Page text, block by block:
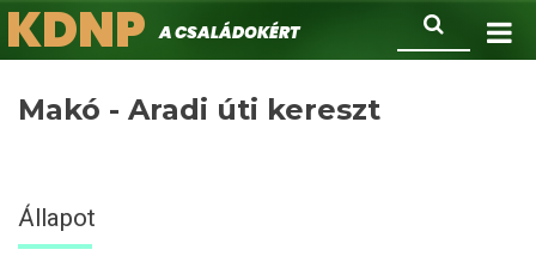
Ugrás
a
Keresés
KDNPA családokért.
Makó - Aradi úti kereszt
Állapot